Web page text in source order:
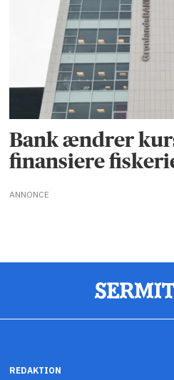
Bank ændrer
finansiere
ANNONCE
REDAKTION